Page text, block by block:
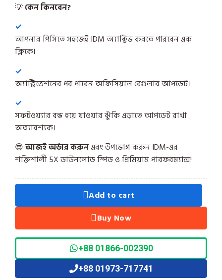
💡কেন কিনবেন?
আপনার পিসিতে সহজেই IDM অ্যাক্টিভ করতে পারবেন এক
ক্লিকে।
অ্যাক্টিভেশনের পর পাবেন অফিসিয়াল রেগুলার আপডেট।
সফটওয়্যার বন্ধ হয়ে যাওয়ার ঝুঁকি এড়াতে আপডেট রাখা
অত্যাবশ্যক।
😎আজই অর্ডার করুনএবং উপভোগ করুন IDM-এর
শক্তিশালী 5X ডাউনলোড স্পিড ও প্রিমিয়াম পারফরম্যান্স!
Add to cart
Buy Now
+88 01866-002390
+88 01973-717741